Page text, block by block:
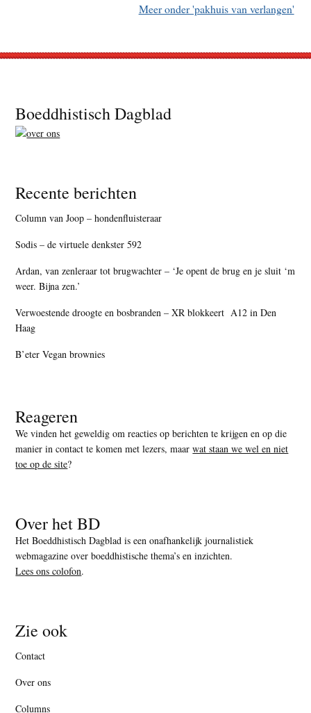
Meer onder 'pakhuis van verlangen'
Footer
Boeddhistisch Dagblad
Recente berichten
Column van Joop – hondenfluisteraar
Sodis – de virtuele denkster 592
Ardan, van zenleraar tot brugwachter – ‘Je opent de brug en je sluit ‘m
weer. Bijna zen.’
Verwoestende droogte en bosbranden – XR blokkeert A12 in Den
Haag
B’eter Vegan brownies
Reageren
We vinden het geweldig om reacties op berichten te krijgen en op die
manier in contact te komen met lezers, maarwat staan we wel en niet
toe op de site?
Over het BD
Het Boeddhistisch Dagblad is een onafhankelijk journalistiek
webmagazine over boeddhistische thema’s en inzichten.
Lees ons colofon.
Zie ook
Contact
Over ons
Columns